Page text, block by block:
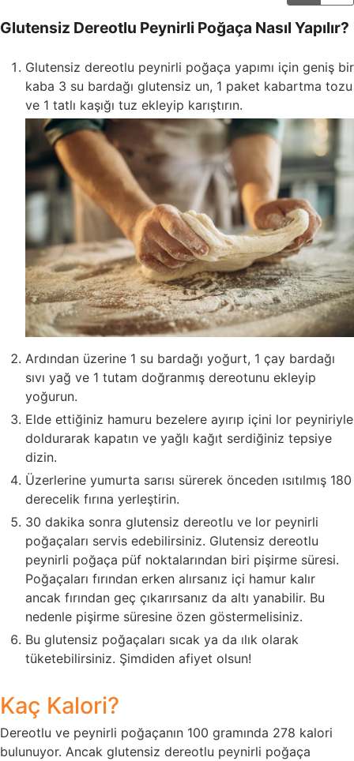
Glutensiz Dereotlu Peynirli Poğaça Nasıl Yapılır?
Glutensiz dereotlu peynirli poğaça yapımı için geniş bir
kaba 3 su bardağı glutensiz un, 1 paket kabartma tozu
ve 1 tatlı kaşığı tuz ekleyip karıştırın.
Ardından üzerine 1 su bardağı yoğurt, 1 çay bardağı
sıvı yağ ve 1 tutam doğranmış dereotunu ekleyip
yoğurun.
Elde ettiğiniz hamuru bezelere ayırıp içini lor peyniriyle
doldurarak kapatın ve yağlı kağıt serdiğiniz tepsiye
dizin.
Üzerlerine yumurta sarısı sürerek önceden ısıtılmış 180
derecelik fırına yerleştirin.
30 dakika sonra glutensiz dereotlu ve lor peynirli
poğaçaları servis edebilirsiniz. Glutensiz dereotlu
peynirli poğaça püf noktalarından biri pişirme süresi.
Poğaçaları fırından erken alırsanız içi hamur kalır
ancak fırından geç çıkarırsanız da altı yanabilir. Bu
nedenle pişirme süresine özen göstermelisiniz.
Bu glutensiz poğaçaları sıcak ya da ılık olarak
tüketebilirsiniz. Şimdiden afiyet olsun!
Kaç Kalori?
Dereotlu ve peynirli poğaçanın 100 gramında 278 kalori
bulunuyor. Ancak glutensiz dereotlu peynirli poğaça